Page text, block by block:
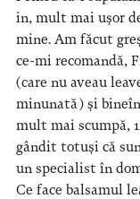
in, mult mai ușor
mine. Am făcut
ce-mi recomandă,
(care nu aveau
minunată) și
mult mai scumpă,
gândit totuși că
un specialist în
Ce face balsamul